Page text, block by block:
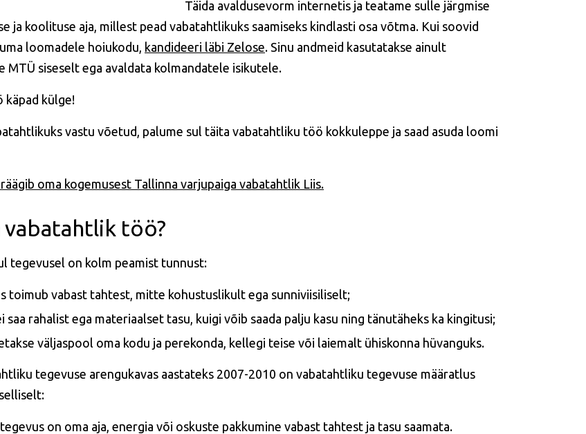
Täida avaldusevorm internetis ja teatame sulle järgmise
ja koolituse aja, millest pead vabatahtlikuks saamiseks kindlasti osa võtma. Kui soovid
loomadele hoiukodu, kandideeri läbi Zelose. Sinu andmeid kasutatakse ainult
MTÜ siseselt ega avaldata kolmandatele isikutele.
käpad külge!
vastu võetud, palume sul täita vabatahtliku töö kokkuleppe ja saad asuda loomi
oma kogemusest Tallinna varjupaiga vabatahtlik Liis.
vabatahtlik töö?
tegevusel on kolm peamist tunnust:
toimub vabast tahtest, mitte kohustuslikult ega sunniviisiliselt;
saa rahalist ega materiaalset tasu, kuigi võib saada palju kasu ning tänutäheks ka kingitusi;
väljaspool oma kodu ja perekonda, kellegi teise või laiemalt ühiskonna hüvanguks.
tegevuse arengukavas aastateks 2007-2010 on vabatahtliku tegevuse määratlus
on oma aja, energia või oskuste pakkumine vabast tahtest ja tasu saamata.